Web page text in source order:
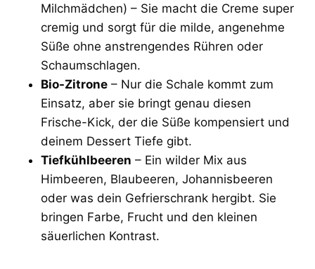
Milchmädchen) – Sie macht die Creme super
cremig und sorgt für die milde, angenehme
Süße ohne anstrengendes Rühren oder
Schaumschlagen.
Bio-Zitrone – Nur die Schale kommt zum
Einsatz, aber sie bringt genau diesen
Frische-Kick, der die Süße kompensiert und
deinem Dessert Tiefe gibt.
Tiefkühlbeeren – Ein wilder Mix aus
Himbeeren, Blaubeeren, Johannisbeeren
oder was dein Gefrierschrank hergibt. Sie
bringen Farbe, Frucht und den kleinen
säuerlichen Kontrast.